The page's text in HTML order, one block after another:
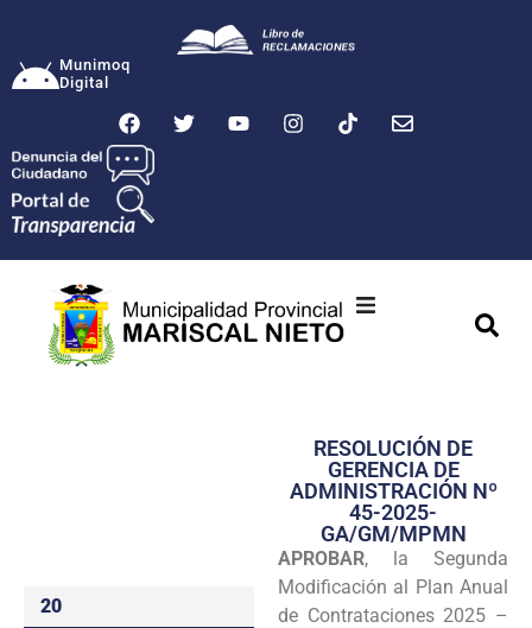
Munimoq
Digital
Transparencia
Seguridad
Programas
Intranet
20
RESOLUCIÓN DE
GERENCIA DE
ADMINISTRACIÓN Nº
45-2025-
GA/GM/MPMN
APROBAR, la Segunda
Modificación al Plan Anual
de Contrataciones 2025 –